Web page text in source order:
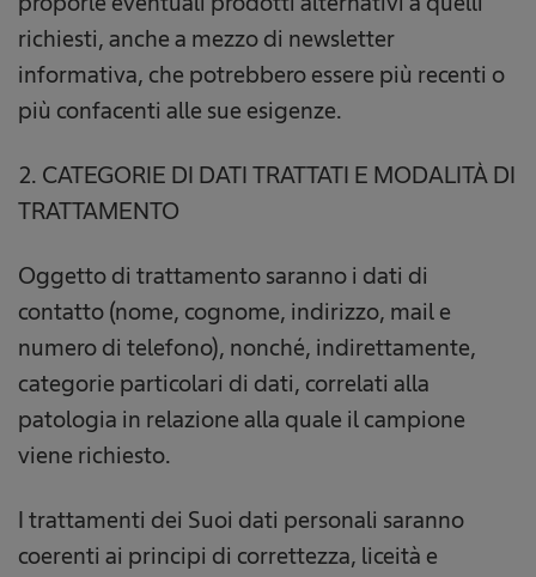
richiesti, anche a mezzo di newsletter
informativa, che potrebbero essere più recenti o
più confacenti alle sue esigenze.
2. CATEGORIE DI DATI TRATTATI E MODALITÀ DI
TRATTAMENTO
Oggetto di trattamento saranno i dati di
contatto (nome, cognome, indirizzo, mail e
numero di telefono), nonché, indirettamente,
categorie particolari di dati, correlati alla
patologia in relazione alla quale il campione
viene richiesto.
I trattamenti dei Suoi dati personali saranno
coerenti ai principi di correttezza, liceità e